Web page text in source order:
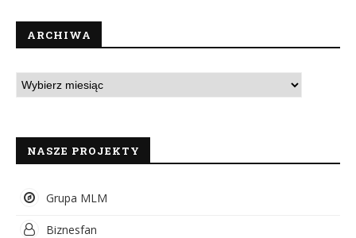
ARCHIWA
NASZE PROJEKTY
Grupa MLM
Biznesfan